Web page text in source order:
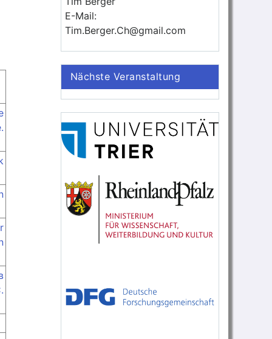
E-Mail:
Tim.Berger.Ch@gmail.com
Nächste Veranstaltung